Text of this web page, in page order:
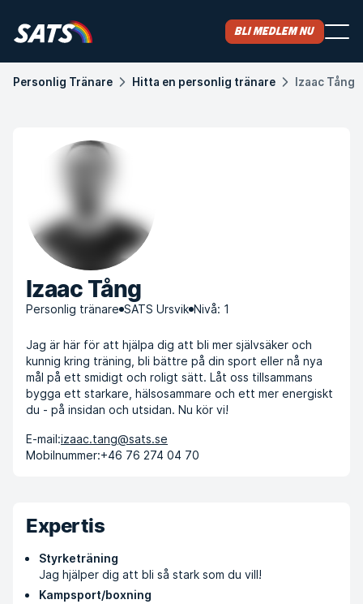
Bli medlem nu
Personlig Tränare Hitta en personlig tränare Izaac Tång
Izaac Tång
Personlig tränare SATS Ursvik Nivå: 1
Jag är här för att hjälpa dig att bli mer självsäker och
kunnig kring träning, bli bättre på din sport eller nå nya
mål på ett smidigt och roligt sätt. Låt oss tillsammans
bygga ett starkare, hälsosammare och ett mer energiskt
du - på insidan och utsidan. Nu kör vi!
E-mail:izaac.tang@sats.se
Mobilnummer:+46 76 274 04 70
Expertis
Styrketräning
Jag hjälper dig att bli så stark som du vill!
Kampsport/boxning